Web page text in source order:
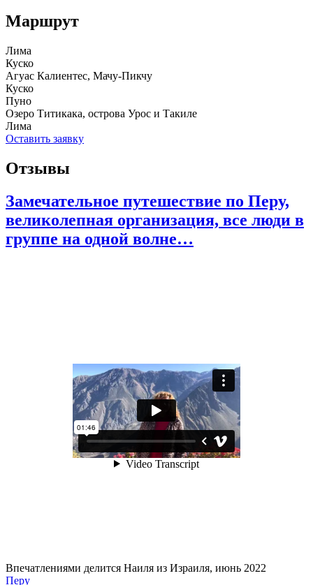
Маршрут
Лима
Куско
Агуас Калиентес, Мачу-Пикчу
Куско
Пуно
Озеро Титикака, острова Урос и Такиле
Лима
Оставить заявку
Отзывы
Замечательное путешествие по Перу,
великолепная организация, все люди в
группе на одной волне…
Впечатлениями делится Наиля из Израиля, июнь 2022
Перу